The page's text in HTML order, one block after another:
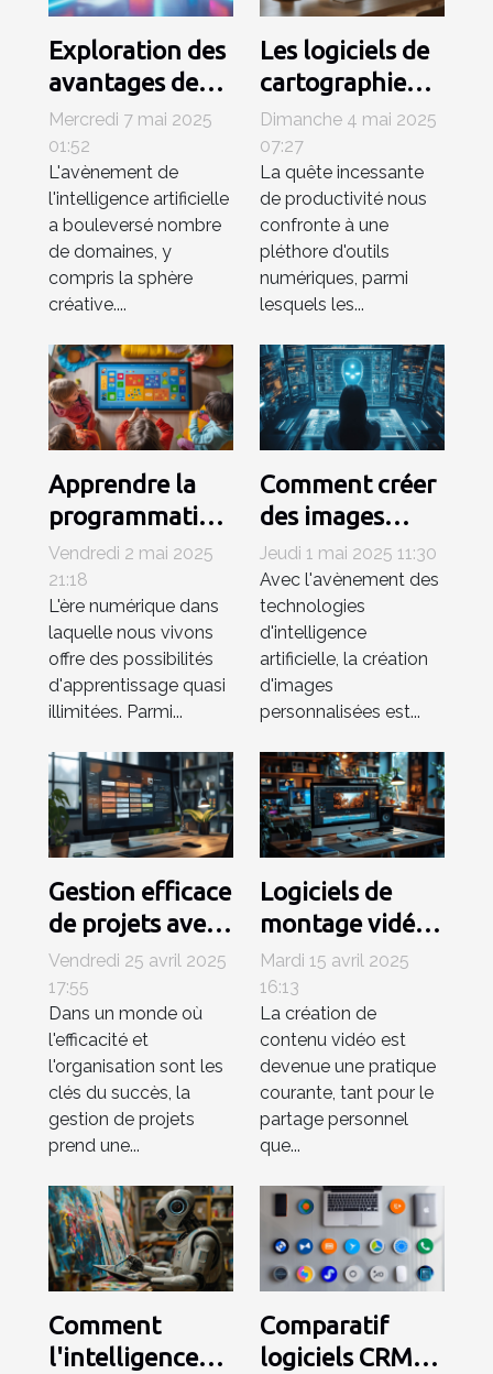
Exploration des
avantages des
générateurs
d'images IA
pour les
professionnels
créatifs
Mercredi 7 mai 2025
01:52
L'avènement de
l'intelligence artificielle
a bouleversé nombre
de domaines, y
compris la sphère
créative....
Les logiciels de
cartographie
mentale sous-
utilisés pour
booster votre
productivité
Dimanche 4 mai 2025
07:27
La quête incessante
de productivité nous
confronte à une
pléthore d'outils
numériques, parmi
lesquels les...
Apprendre la
programmation
avec des
logiciels
interactifs pour
enfants
Vendredi 2 mai 2025
21:18
L'ère numérique dans
laquelle nous vivons
offre des possibilités
d'apprentissage quasi
illimitées. Parmi...
Comment créer
des images
personnalisées
rapidement
grâce à l'IA
Jeudi 1 mai 2025 11:30
Avec l'avènement des
technologies
d'intelligence
artificielle, la création
d'images
personnalisées est...
Gestion efficace
de projets avec
Trello
intégrations et
extensions pour
un workflow
optimisé
Vendredi 25 avril 2025
17:55
Dans un monde où
l'efficacité et
l'organisation sont les
clés du succès, la
gestion de projets
prend une...
Logiciels de
montage vidéo
gratuits pour
débutants
Trouvez l'outil
idéal sans
dépenser un
centime
Mardi 15 avril 2025
16:13
La création de
contenu vidéo est
devenue une pratique
courante, tant pour le
partage personnel
que...
Comment
l'intelligence
Comparatif
logiciels CRM